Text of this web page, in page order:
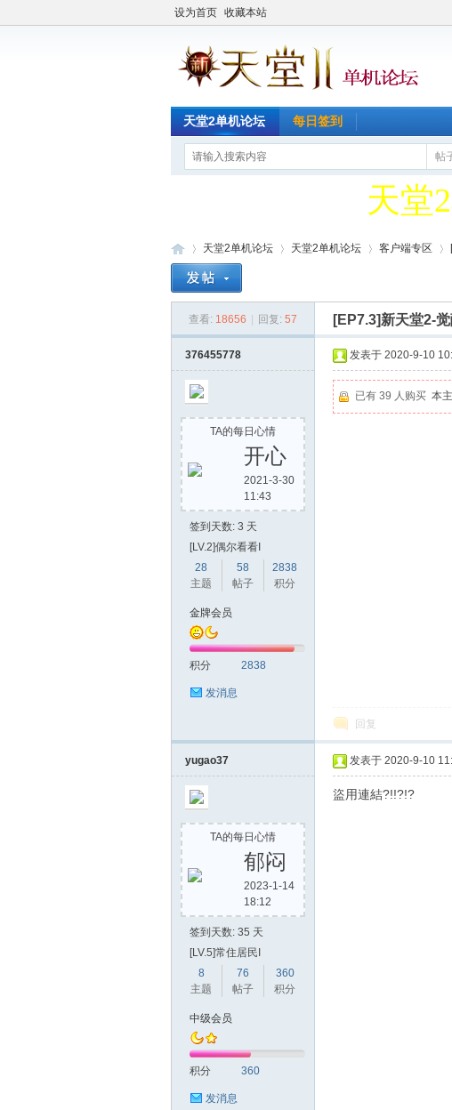
设为首页 收藏本站
天堂2单机论坛 每日签到
帖
天堂
QQ
天堂
QQ
堂
单
»
天堂2单机论坛
›
天堂2单机论坛
›
客户端专区
›
查看: 18656 回复: 57 [EP7.3]新天堂2-
376455778
TA的每日心情
开心
2021-3-30
11:43
签到天数: 3 天
[LV.2]偶尔看看I
28
主题
58
帖子
2838
积分
金牌会员
积分 2838
发消息
发表于 2020-9-10
已有 39 人购买 本
回复
yugao37
TA的每日心情
郁闷
2023-1-14
18:12
签到天数: 35 天
[LV.5]常住居民I
8
主题
76
帖子
360
积分
中级会员
积分 360
发消息
发表于 2020-9-10
盜用連結?!!?!?